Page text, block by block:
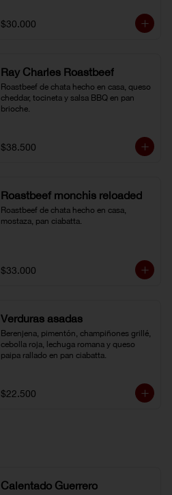
$30.000
Ray Charles Roastbeef
Roastbeef de chata hecho en casa, queso
cheddar, tocineta y salsa BBQ en pan
brioche.
$38.500
Roastbeef monchis reloaded
Roastbeef de chata hecho en casa,
mostaza, pan ciabatta.
$33.000
Verduras asadas
Berenjena, pimentón, champiñones grillé,
cebolla roja, lechuga romana y queso
paipa rallado en pan ciabatta.
$22.500
Calentado Guerrero